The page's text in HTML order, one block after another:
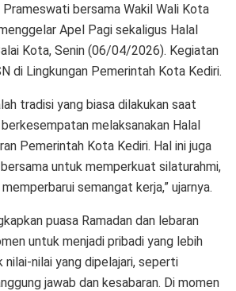
Prameswati bersama Wakil Wali Kota
Apel Pagi sekaligus Halal
Kota, Senin (06/04/2026). Kegiatan
di Lingkungan Pemerintah Kota Kediri.
tradisi yang biasa dilakukan saat
melaksanakan Halal
Pemerintah Kota Kediri. Hal ini juga
untuk memperkuat silaturahmi,
semangat kerja,” ujarnya.
puasa Ramadan dan lebaran
untuk menjadi pribadi yang lebih
nilai-nilai yang dipelajari, seperti
jawab dan kesabaran. Di momen